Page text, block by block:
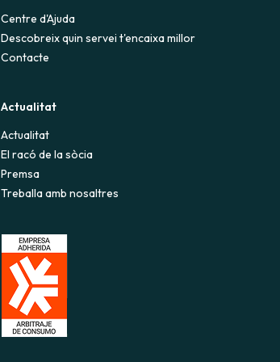
Centre d'Ajuda
Descobreix quin servei t'encaixa millor
Contacte
Actualitat
Actualitat
El racó de la sòcia
Premsa
Treballa amb nosaltres